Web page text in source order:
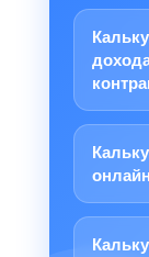
онлайн